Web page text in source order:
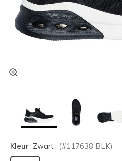
Kleur Zwart (#117638 BLK)